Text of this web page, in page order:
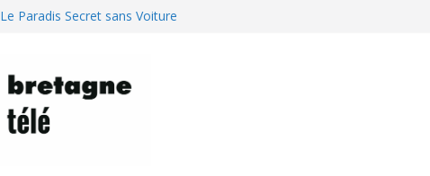
Beau Fort
Paradis Secret sans Voiture
Fortes en Open Skiff
le Jour du Zodiac